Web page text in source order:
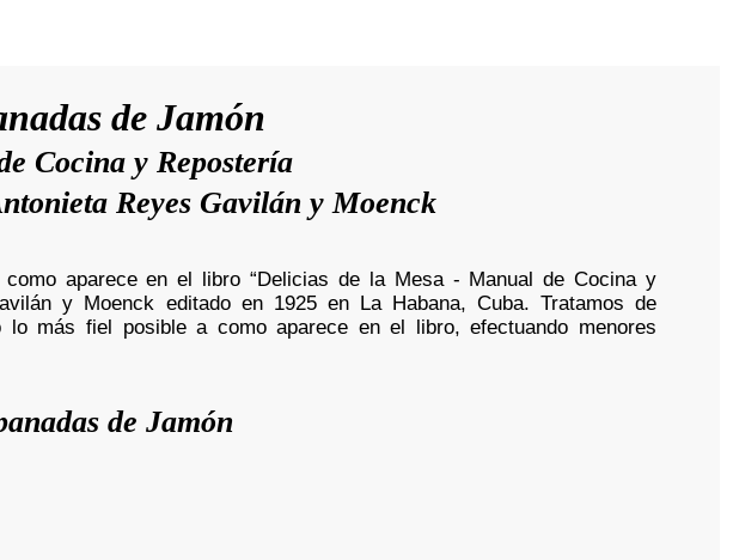
de Jamón
Cocina y Repostería
Reyes Gavilán y Moenck
aparece en el libro “Delicias de la Mesa - Manual de Cocina y
y Moenck editado en 1925 en La Habana, Cuba. Tratamos de
más fiel posible a como aparece en el libro, efectuando menores
de Jamón